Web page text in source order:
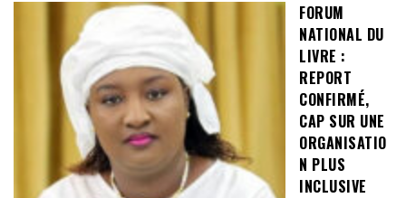
FORUM
NATIONAL DU
LIVRE :
REPORT
CONFIRMÉ,
CAP SUR UNE
ORGANISATIO
N PLUS
INCLUSIVE